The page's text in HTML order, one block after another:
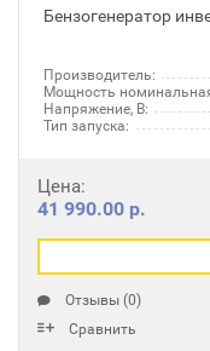
Бензогенератор
Производитель:
Мощность
Напряжение, В:
Тип запуска:
Цена:
41 990.00 р.
Отзывы (0)
Сравнить